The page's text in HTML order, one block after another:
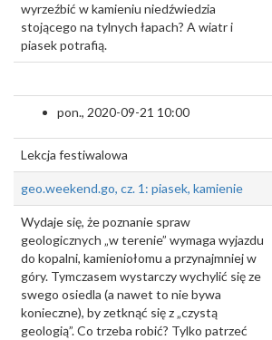
wyrzeźbić w kamieniu niedźwiedzia
stojącego na tylnych łapach? A wiatr i
piasek potrafią.
pon., 2020-09-21 10:00
Lekcja festiwalowa
geo.weekend.go, cz. 1: piasek, kamienie
Wydaje się, że poznanie spraw
geologicznych „w terenie” wymaga wyjazdu
do kopalni, kamieniołomu a przynajmniej w
góry. Tymczasem wystarczy wychylić się ze
swego osiedla (a nawet to nie bywa
konieczne), by zetknąć się z „czystą
geologią”. Co trzeba robić? Tylko patrzeć